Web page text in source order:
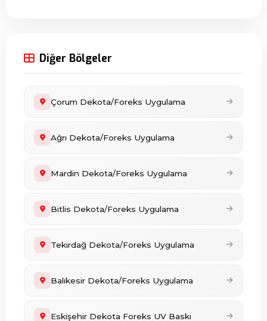
Diğer Bölgeler
Çorum Dekota/Foreks Uygulama
Ağrı Dekota/Foreks Uygulama
Mardin Dekota/Foreks Uygulama
Bitlis Dekota/Foreks Uygulama
Tekirdağ Dekota/Foreks Uygulama
Balıkesir Dekota/Foreks Uygulama
Eskişehir Dekota Foreks UV Baskı